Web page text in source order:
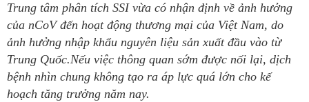
Trung tâm phân tích SSI vừa có nhận định về ảnh hưởng
của nCoV đến hoạt động thương mại của Việt Nam, do
ảnh hưởng nhập khẩu nguyên liệu sản xuất đầu vào từ
Trung Quốc.Nếu việc thông quan sớm được nối lại, dịch
bệnh nhìn chung không tạo ra áp lực quá lớn cho kế
hoạch tăng trưởng năm nay.